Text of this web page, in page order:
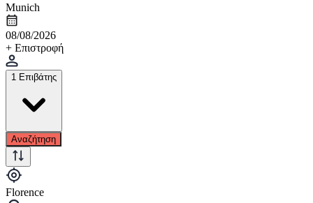
Munich
08/08/2026
+ Επιστροφή
1 Επιβάτης
Αναζήτηση
Florence